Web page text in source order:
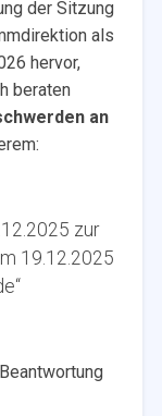
der Sitzung
als
hervor,
beraten
an
zur
19.12.2025